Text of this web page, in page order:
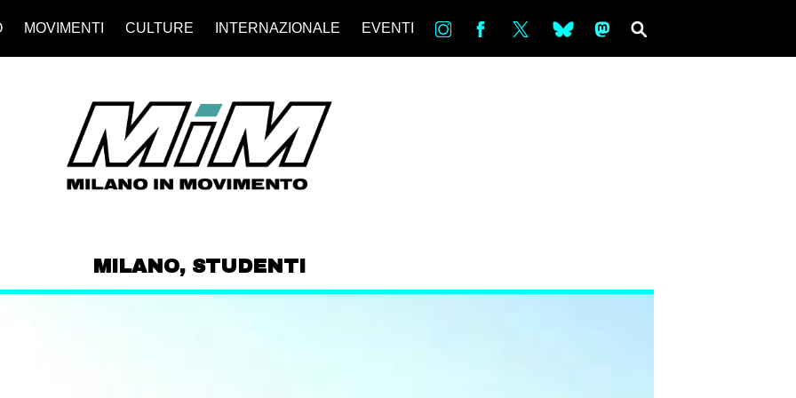
MOVIMENTI CULTURE INTERNAZIONALE EVENTI in bsky ms
MILANO, STUDENTI